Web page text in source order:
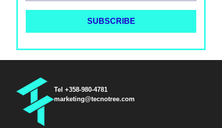
Tel +358-980-4781
marketing@tecnotree.com